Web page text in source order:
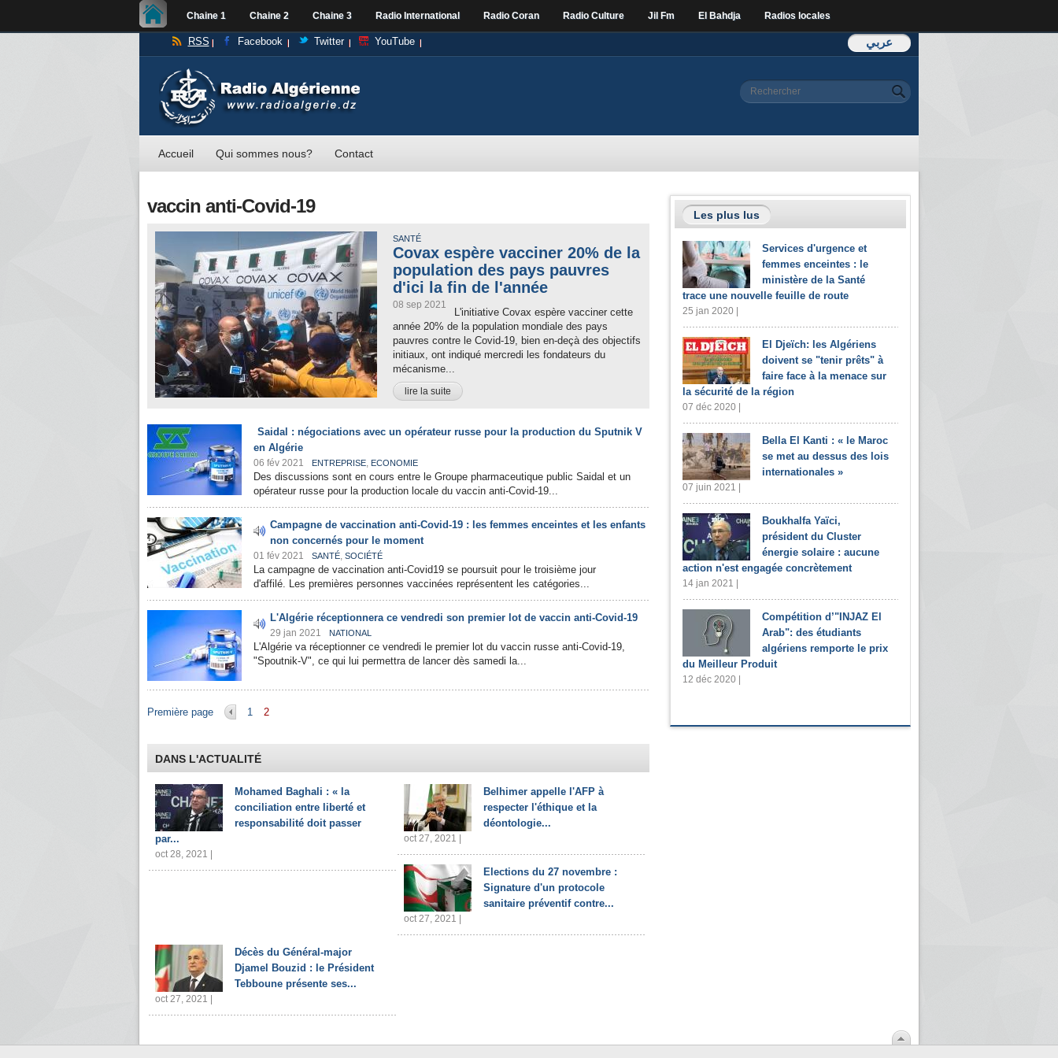
Chaine 1 Chaine 2 Chaine 3 Radio International Radio Coran Radio Culture Jil Fm El Bahdja Radios locales
عربي RSS Facebook Twitter YouTube
Formulaire de
Rechercher
Accueil Qui sommes nous? Contact
vaccin anti-Covid-19
SANTÉ
Covax espère vacciner 20% de la
population des pays pauvres
d'ici la fin de l'année
08 sep 2021
L'initiative Covax espère vacciner cette
année 20% de la population mondiale des pays
pauvres contre le Covid-19, bien en-deçà des objectifs
initiaux, ont indiqué mercredi les fondateurs du
mécanisme...
lire la suite
Saidal : négociations avec un opérateur russe pour la production du Sputnik V
en Algérie
06 fév 2021 ENTREPRISE, ECONOMIE
Des discussions sont en cours entre le Groupe pharmaceutique public Saidal et un
opérateur russe pour la production locale du vaccin anti-Covid-19...
Campagne de vaccination anti-Covid-19 : les femmes enceintes et les enfants
non concernés pour le moment
01 fév 2021 SANTÉ, SOCIÉTÉ
La campagne de vaccination anti-Covid19 se poursuit pour le troisième jour
d'affilé. Les premières personnes vaccinées représentent les catégories...
L'Algérie réceptionnera ce vendredi son premier lot de vaccin anti-Covid-19
29 jan 2021 NATIONAL
L'Algérie va réceptionner ce vendredi le premier lot du vaccin russe anti-Covid-19,
"Spoutnik-V", ce qui lui permettra de lancer dès samedi la...
Pages
Première page 1 2
DANS L'ACTUALITÉ
Mohamed Baghali : « la
conciliation entre liberté et
responsabilité doit passer
par...
oct 28, 2021 |
Belhimer appelle l'AFP à
respecter l'éthique et la
déontologie...
oct 27, 2021 |
Elections du 27 novembre :
Signature d'un protocole
sanitaire préventif contre...
oct 27, 2021 |
Décès du Général-major
Djamel Bouzid : le Président
Tebboune présente ses...
oct 27, 2021 |
Les plus lus
Services d'urgence et
femmes enceintes : le
ministère de la Santé
trace une nouvelle feuille de route
25 jan 2020 |
El Djeïch: les Algériens
doivent se "tenir prêts" à
faire face à la menace sur
la sécurité de la région
07 déc 2020 |
Bella El Kanti : « le Maroc
se met au dessus des lois
internationales »
07 juin 2021 |
Boukhalfa Yaïci,
président du Cluster
énergie solaire : aucune
action n'est engagée concrètement
14 jan 2021 |
Compétition d’"INJAZ El
Arab": des étudiants
algériens remporte le prix
du Meilleur Produit
12 déc 2020 |